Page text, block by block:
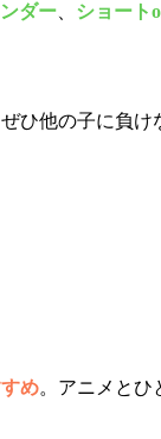
ダー、 ショート
他の子に負
め。アニメとひ